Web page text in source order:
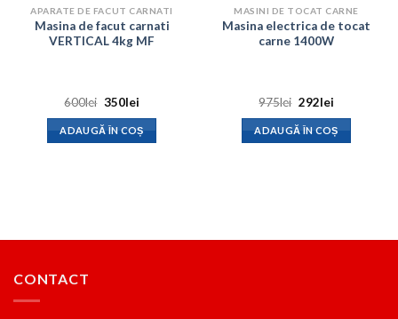
APARATE DE FACUT CARNATI
Masina de facut carnati
VERTICAL 4kg MF
600lei Prețul
a
fost:
600lei.
350leiPrețul
este:
350lei.
ADAUGĂ ÎN COȘ
MASINI DE TOCAT CARNE
Masina electrica de tocat
carne 1400W
975lei Prețul
a
fost:
975lei.
292leiPrețul
este:
292lei.
ADAUGĂ ÎN COȘ
CONTACT